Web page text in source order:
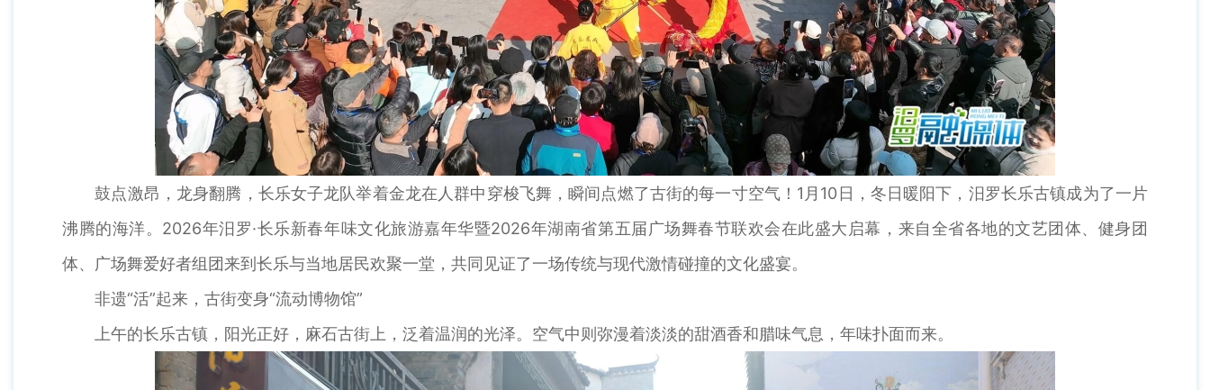
鼓点激昂，龙身翻腾，长乐女子龙队举着金龙在人群中穿梭飞舞，瞬间点燃了古街的每一寸空气！1月10日，冬日暖阳下，汨罗长乐古镇成为了一片
沸腾的海洋。2026年汨罗·长乐新春年味文化旅游嘉年华暨2026年湖南省第五届广场舞春节联欢会在此盛大启幕，来自全省各地的文艺团体、健身团
体、广场舞爱好者组团来到长乐与当地居民欢聚一堂，共同见证了一场传统与现代激情碰撞的文化盛宴。
非遗“活”起来，古街变身“流动博物馆”
上午的长乐古镇，阳光正好，麻石古街上，泛着温润的光泽。空气中则弥漫着淡淡的甜酒香和腊味气息，年味扑面而来。